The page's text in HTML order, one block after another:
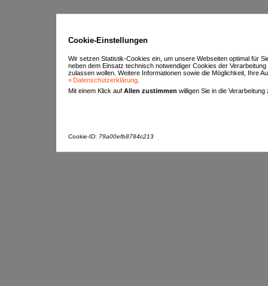
Cookie-Einstellungen
Wir setzen Statistik-Cookies ein, um unsere Webseiten optimal für
neben dem Einsatz technisch notwendiger Cookies der
zulassen wollen. Weitere Informationen sowie die Möglichkeit, Ihre
Datenschutzerklärung
Mit einem Klick auf Allen zustimmen willigen Sie in die
Cookie-ID: 79a00efb8784c213